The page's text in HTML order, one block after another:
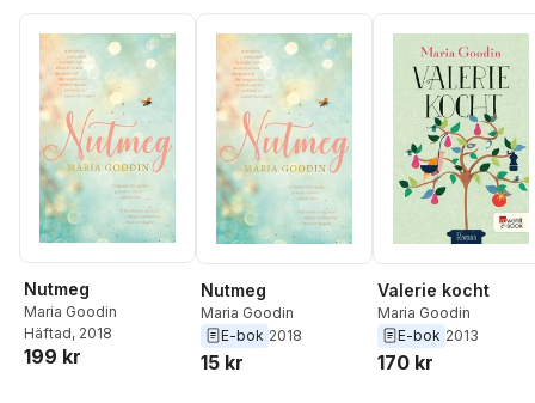
Nutmeg
Maria Goodin
Häftad, 2018
199 kr
Nutmeg
Maria Goodin
E-bok 2018
15 kr
Valerie kocht
Maria Goodin
E-bok 2013
170 kr